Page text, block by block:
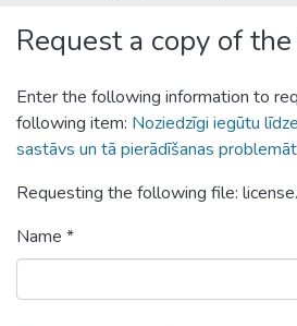
Request a copy of
Enter the following information to
following item: Noziedzīgi iegūtu
sastāvs un tā pierādīšanas
Requesting the following file:
Name *